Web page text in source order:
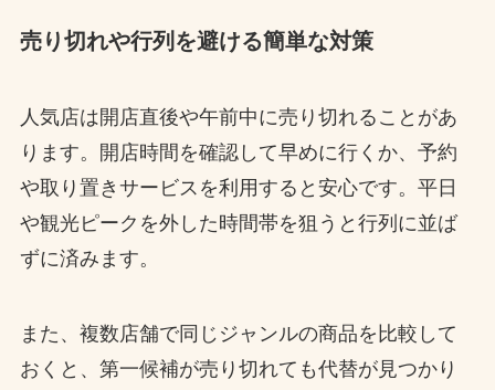
売り切れや行列を避ける簡単な対策
人気店は開店直後や午前中に売り切れることがあ
ります。開店時間を確認して早めに行くか、予約
や取り置きサービスを利用すると安心です。平日
や観光ピークを外した時間帯を狙うと行列に並ば
ずに済みます。
また、複数店舗で同じジャンルの商品を比較して
おくと、第一候補が売り切れても代替が見つかり